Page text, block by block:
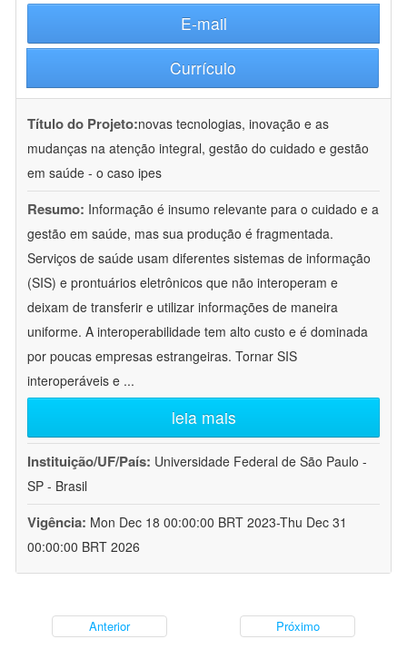
E-mail
Currículo
Título do Projeto:novas tecnologias, inovação e as
mudanças na atenção integral, gestão do cuidado e gestão
em saúde - o caso ipes
Resumo: Informação é insumo relevante para o cuidado e a
gestão em saúde, mas sua produção é fragmentada.
Serviços de saúde usam diferentes sistemas de informação
(SIS) e prontuários eletrônicos que não interoperam e
deixam de transferir e utilizar informações de maneira
uniforme. A interoperabilidade tem alto custo e é dominada
por poucas empresas estrangeiras. Tornar SIS
interoperáveis e ...
leia mais
Instituição/UF/País: Universidade Federal de São Paulo -
SP - Brasil
Vigência: Mon Dec 18 00:00:00 BRT 2023-Thu Dec 31
00:00:00 BRT 2026
Anterior Próximo